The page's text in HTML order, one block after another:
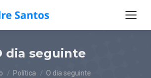
dia seguinte
está aqui:
Política O dia seguinte